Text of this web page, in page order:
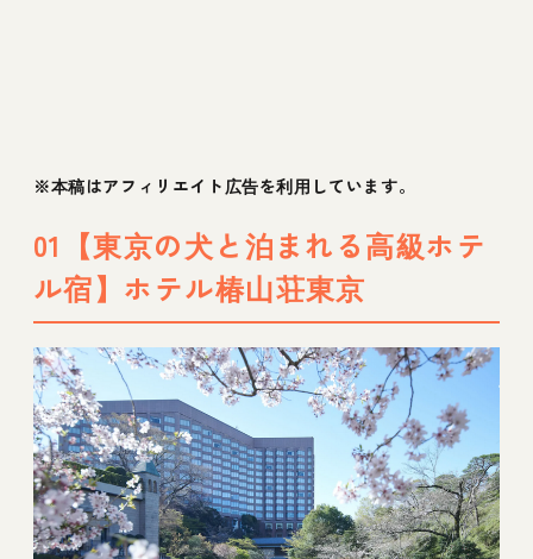
09【東京の犬と泊まれるホテル宿】イチホテ
10【東京の犬と泊まれるホテル宿】ザ・キャ
ピトルホテル 東急
11【東京の犬と泊まれるホテル宿】hotel
MONday 羽田空港
12【東京の犬と泊まれるホテル宿】MIMARU
SUITES 東京浅草
13【東京の犬と泊まれるホテル宿】グランド
※本稿はアフィリエイト広告を利用しています。
01【東京の犬と泊まれる高級ホテ
ル宿】ホテル椿山荘東京